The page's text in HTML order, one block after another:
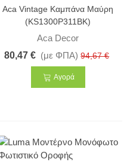
-15%
Aca Vintage Καμπάνα Μαύρη
(KS1300P311BK)
Aca Decor
80,47 € (με ΦΠΑ) 94,67 €
Αγορά